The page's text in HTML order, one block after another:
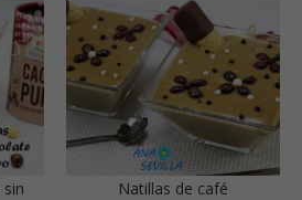
Natillas de café